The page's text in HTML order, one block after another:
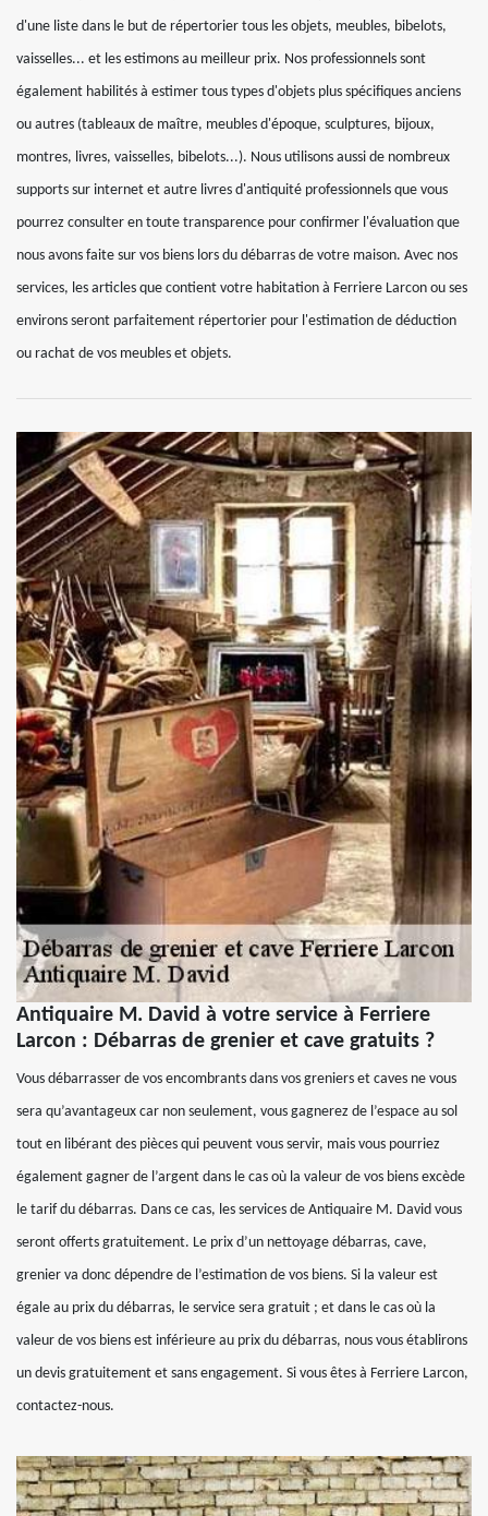
d'une liste dans le but de répertorier tous les objets, meubles, bibelots,
vaisselles... et les estimons au meilleur prix. Nos professionnels sont
également habilités à estimer tous types d'objets plus spécifiques anciens
ou autres (tableaux de maître, meubles d'époque, sculptures, bijoux,
montres, livres, vaisselles, bibelots...). Nous utilisons aussi de nombreux
supports sur internet et autre livres d'antiquité professionnels que vous
pourrez consulter en toute transparence pour confirmer l'évaluation que
nous avons faite sur vos biens lors du débarras de votre maison. Avec nos
services, les articles que contient votre habitation à Ferriere Larcon ou ses
environs seront parfaitement répertorier pour l'estimation de déduction
ou rachat de vos meubles et objets.
Antiquaire M. David à votre service à Ferriere
Larcon : Débarras de grenier et cave gratuits ?
Vous débarrasser de vos encombrants dans vos greniers et caves ne vous
sera qu’avantageux car non seulement, vous gagnerez de l’espace au sol
tout en libérant des pièces qui peuvent vous servir, mais vous pourriez
également gagner de l’argent dans le cas où la valeur de vos biens excède
le tarif du débarras. Dans ce cas, les services de Antiquaire M. David vous
seront offerts gratuitement. Le prix d’un nettoyage débarras, cave,
grenier va donc dépendre de l’estimation de vos biens. Si la valeur est
égale au prix du débarras, le service sera gratuit ; et dans le cas où la
valeur de vos biens est inférieure au prix du débarras, nous vous établirons
un devis gratuitement et sans engagement. Si vous êtes à Ferriere Larcon,
contactez-nous.